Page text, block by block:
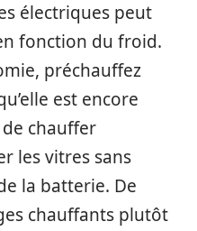
électriques peut
fonction du froid.
préchauffez
est encore
chauffer
les vitres sans
la batterie. De
chauffants plutôt